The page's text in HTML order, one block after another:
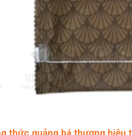
thức quảng bá thương hiệu